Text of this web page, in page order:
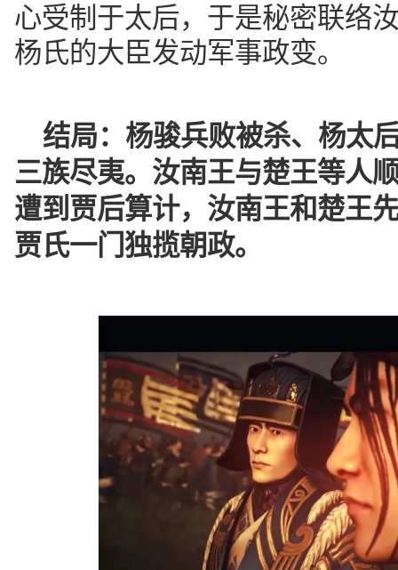
心受制于太后，于是秘密联络
杨氏的大臣发动军事政变。
结局： 杨骏兵败被杀、杨太
三族尽夷。 汝南王与楚王等人
遭到贾后算计，汝南王和楚王
贾氏一门独揽朝政。